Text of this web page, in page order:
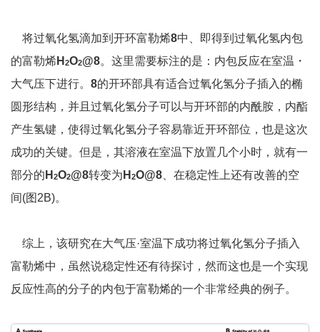
将过氧化氢滴加到开环富勒烯8中、即得到过氧化氢内包
的富勒烯H 2O2@8。这里需要标注的是：内包反应在室温・
大气压下进行。 8的开环部具有适合过氧化氢分子插入的椭
圆形结构，并且过氧化氢分子可以与开环部的内酰胺，内酯
产生氢键，使得过氧化氢分子容易靠近开环部位，也是这次
成功的关键。但是，其溶液在室温下放置几个小时，就有一
部分的 H 2O2@8转变为 H 2O@8 、在稳定性上还有改善的空
间(图 2B)。
综上，该研究在大气压·室温下成功将过氧化氢分子插入
富勒烯中，虽然说稳定性还有待探讨，然而这也是一个实现
反应性高的分子的内包于富勒烯的一个非常经典的例子。